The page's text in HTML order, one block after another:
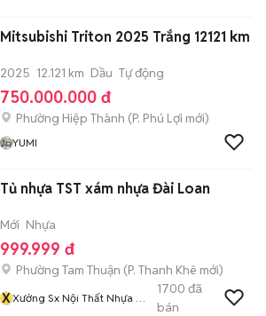
Mitsubishi Triton 2025 Trắng 12121 km
2025 12.121 km Dầu Tự động
750.000.000 đ
Phường Hiệp Thành (P. Phú Lợi mới)
YUMI
Tủ nhựa TST xám nhựa Đài Loan
Mới Nhựa
999.999 đ
Phường Tam Thuận (P. Thanh Khê mới)
XXưởng Sx Nội Thất Nhựa ĐL
1700 đã
bán